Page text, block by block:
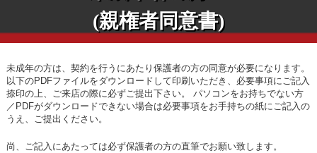
(親権者同意書)
未成年の方は、契約を行うにあたり保護者の方の同意が必要になります。
以下のPDFファイルをダウンロードして印刷いただき、必要事項にご記入
捺印の上、ご来店の際に必ずご提出下さい。
パソコンをお持ちでない方
／PDFがダウンロードできない場合は必要事項をお手持ちの紙にご記入の
うえ、ご提出ください。
尚、ご記入にあたっては必ず保護者の方の直筆でお願い致します。